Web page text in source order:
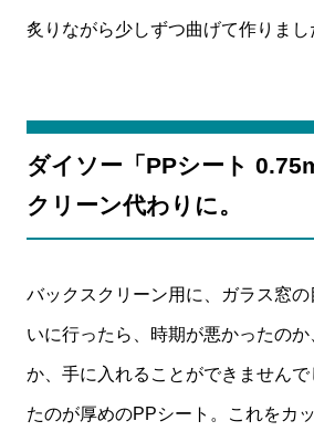
炙りながら少しずつ曲げて作りまし
ダイソー「PPシート
クリーン代わりに。
バックスクリーン用に、ガラス窓
いに行ったら、時期が悪かったの
か、手に入れることができません
たのが厚めのPPシート。これをカ